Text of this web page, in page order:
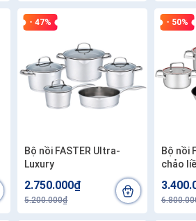
- 47%
Bộ nồi FASTER Ultra-
Luxury
2.750.000₫
5.200.000₫
- 50%
Bộ nồi
chảo